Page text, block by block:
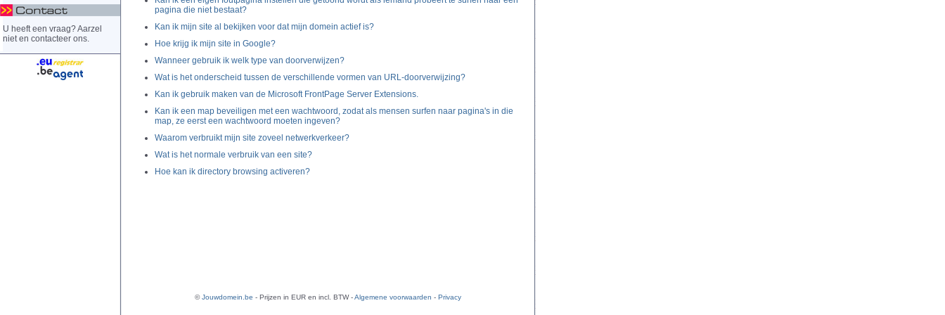
U heeft een vraag? Aarzel
niet en contacteer ons.
pagina die niet bestaat?
Kan ik mijn site al bekijken voor dat mijn domein actief is?
Hoe krijg ik mijn site in Google?
Wanneer gebruik ik welk type van doorverwijzen?
Wat is het onderscheid tussen de verschillende vormen van URL-doorverwijzing?
Kan ik gebruik maken van de Microsoft FrontPage Server Extensions.
Kan ik een map beveiligen met een wachtwoord, zodat als mensen surfen naar pagina's in die
map, ze eerst een wachtwoord moeten ingeven?
Waarom verbruikt mijn site zoveel netwerkverkeer?
Wat is het normale verbruik van een site?
Hoe kan ik directory browsing activeren?
©Jouwdomein.be - Prijzen in EUR en incl. BTW -Algemene voorwaarden - Privacy